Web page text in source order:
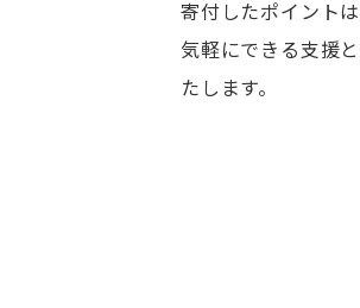
寄付したポイント
気軽にできる支援
たします。